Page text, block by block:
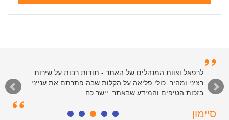
לרפאל וצוות המנהלים של האתר - תודות רבות על שירות
רציני ומהיר. כולי פליאה על הקלות שבה פתרתם את ענייני
בזכות הטיפים והמידע שבאתר. יישר כח
סיימון